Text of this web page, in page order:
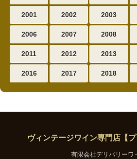
2001 2002 2003
2006 2007 2008
2011 2012 2013
2016 2017 2018
ヴィンテージワイン専門店【プ
有限会社デリバリーワ